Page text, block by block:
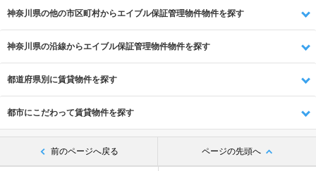
神奈川県の他の市区町村からエイブル保証管理物件物件を探す
神奈川県の沿線からエイブル保証管理物件物件を探す
都道府県別に賃貸物件を探す
都市にこだわって賃貸物件を探す
前のページへ戻る ページの先頭へ